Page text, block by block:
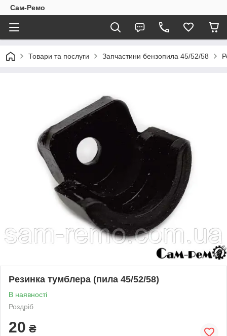
Сам-Ремо
Товари та послуги Запчастини бензопила 45/52/58
Резинка тумблера (пила 45/52/58)
В наявності
Роздріб
20 ₴